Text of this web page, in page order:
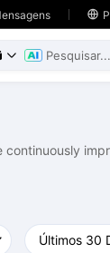

